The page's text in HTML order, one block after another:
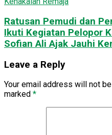
Ratusan Pemudi dan
Ikuti Kegiatan Pelopor
Sofian Ali Ajak Jauhi
Leave a Reply
Your email address will not
marked *